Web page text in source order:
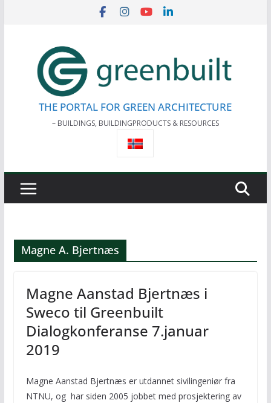
THE PORTAL FOR GREEN ARCHITECTURE
– BUILDINGS, BUILDINGPRODUCTS & RESOURCES
Magne A. Bjertnæs
Magne Aanstad Bjertnæs i
Sweco til Greenbuilt
Dialogkonferanse 7.januar
2019
Magne Aanstad Bjertnæs er utdannet sivilingeniør fra
NTNU, og har siden 2005 jobbet med prosjektering av